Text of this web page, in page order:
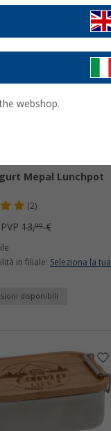
Mepal Lunchpot
(2)
PVP13,99€
in filiale: Seleziona la tua
disponibili
webshop.